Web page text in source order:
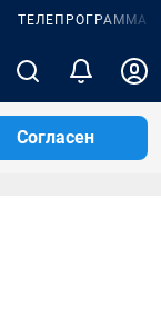
ТЕЛЕПРОГРАММА
Согласен